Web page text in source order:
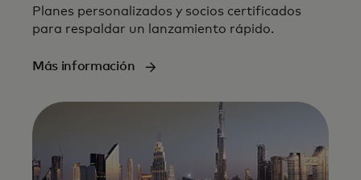
Planes personalizados y socios certificados
para respaldar un lanzamiento rápido.
Más información